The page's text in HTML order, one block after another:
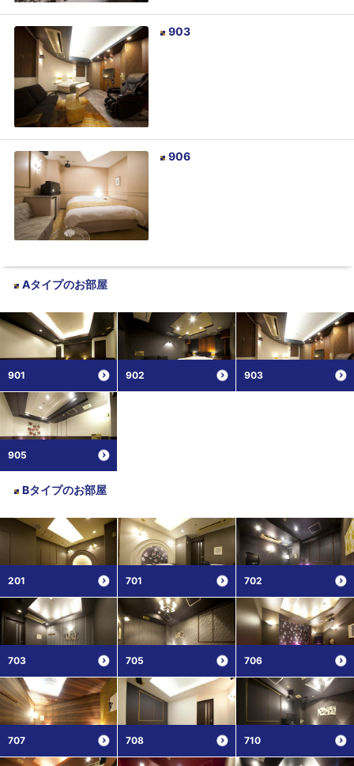
903
906
Aタイプのお部屋
901 902 903
905
Bタイプのお部屋
201 701 702
703 705 706
707 708 710